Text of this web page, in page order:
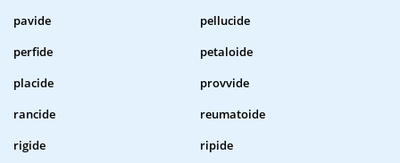
pavide
pellucide
perfide
petaloide
placide
provvide
rancide
reumatoide
rigide
ripide